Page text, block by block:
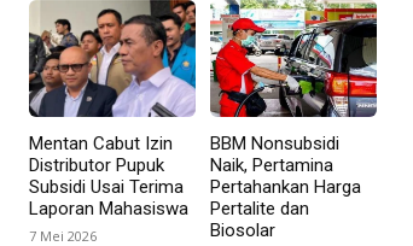
Mentan Cabut Izin
Distributor Pupuk
Subsidi Usai Terima
Laporan Mahasiswa
7 Mei 2026
BBM Nonsubsidi
Naik, Pertamina
Pertahankan Harga
Pertalite dan
Biosolar